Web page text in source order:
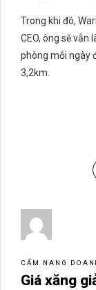
Trong khi đó,
CEO, ông sẽ vẫn
phòng mỗi ngày
3,2km.
CẨM NANG
Giá xăng